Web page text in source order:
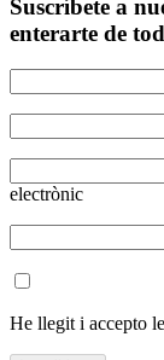
Suscríbete a
enterarte de
electrònic
He llegit i accepto